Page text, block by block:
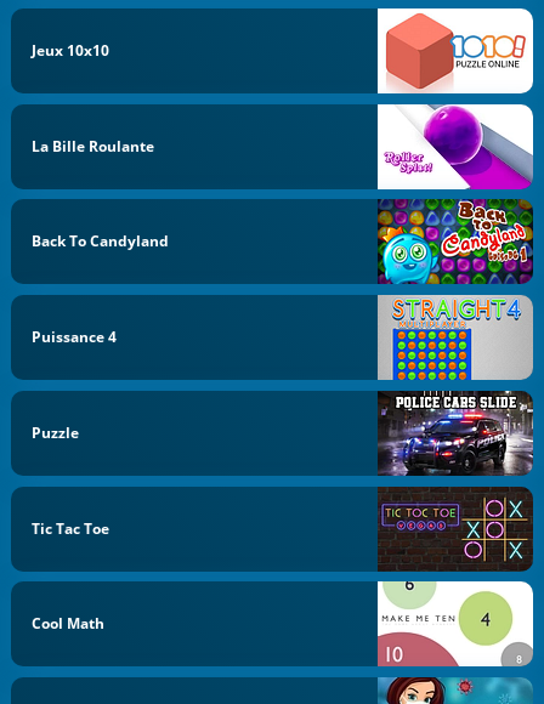
Jeux 10x10
La Bille Roulante
Back To Candyland
Puissance 4
Puzzle
Tic Tac Toe
Cool Math